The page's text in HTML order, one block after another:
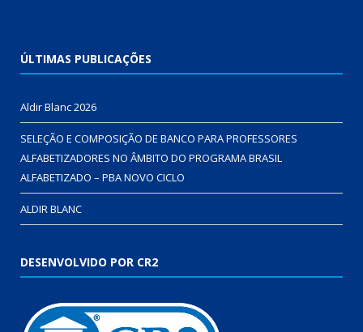
ÚLTIMAS PUBLICAÇÕES
Aldir Blanc 2026
SELEÇÃO E COMPOSIÇÃO DE BANCO PARA PROFESSORES
ALFABETIZADORES NO ÂMBITO DO PROGRAMA BRASIL
ALFABETIZADO – PBA NOVO CICLO
ALDIR BLANC
DESENVOLVIDO POR CR2